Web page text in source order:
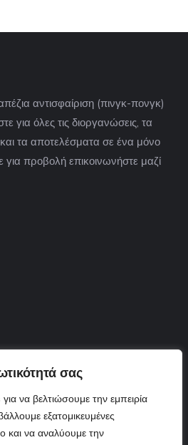
σας
να βελτιώσουμε την εμπειρία
εξατομικευμένες
και να αναλύουμε την
αντισφαίριση (πινγκ-πονγκ)
για όλες τις διοργανώσεις, τα
τα αποτελέσματα σε ένα μόνο
για προβολή επικοινωνήστε μαζί